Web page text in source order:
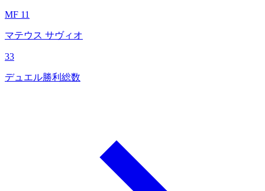
MF 11
マテウス サヴィオ
33
デュエル勝利総数